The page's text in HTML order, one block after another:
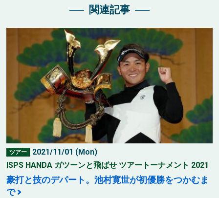
関連記事
ツアー
2021/11/01 (Mon)
ISPS HANDA ガツーンと飛ばせ ツアートーナメント 2021
豪打と技のデパート。池村寛世が初優勝をつかむま
で